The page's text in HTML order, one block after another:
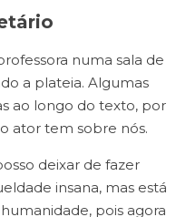
numa sala de
a plateia. Algumas
ao longo do texto, por
ator tem sobre nós.
deixar de fazer
insana, mas está
pois agora